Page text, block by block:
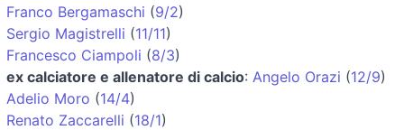
Franco Bergamaschi (9/2)
Sergio Magistrelli (11/11)
Francesco Ciampoli (8/3)
ex calciatore e allenatore di calcio: Angelo Orazi (12/9)
Adelio Moro (14/4)
Renato Zaccarelli (18/1)